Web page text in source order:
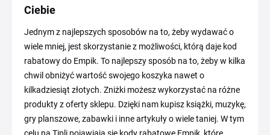
Ciebie
Jednym z najlepszych sposobów na to, żeby wydawać o
wiele mniej, jest skorzystanie z możliwości, którą daje kod
rabatowy do Empik. To najlepszy sposób na to, żeby w kilka
chwil obniżyć wartość swojego koszyka nawet o
kilkadziesiąt złotych. Zniżki możesz wykorzystać na różne
produkty z oferty sklepu. Dzięki nam kupisz książki, muzykę,
gry planszowe, zabawki i inne artykuły o wiele taniej. W tym
celu na Tipli pojawiają się kody rabatowe Empik, które